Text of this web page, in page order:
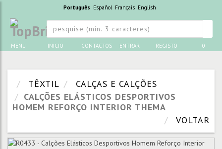
Português Español Français English
MENU INÍCIO CONTACTOS ENTRAR REGISTO 0
TÊXTIL
CALÇAS E CALÇÕES
CALÇÕES ELÁSTICOS DESPORTIVOS
HOMEM REFORÇO INTERIOR THEMA
VOLTAR